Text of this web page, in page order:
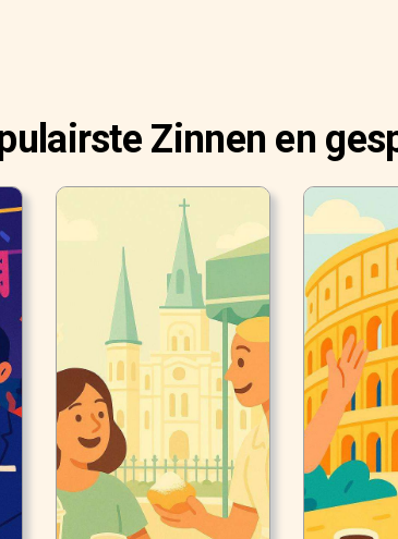
Zinnen en